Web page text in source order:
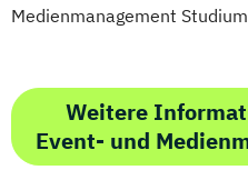
Medienmanagement
Weitere
Event- und